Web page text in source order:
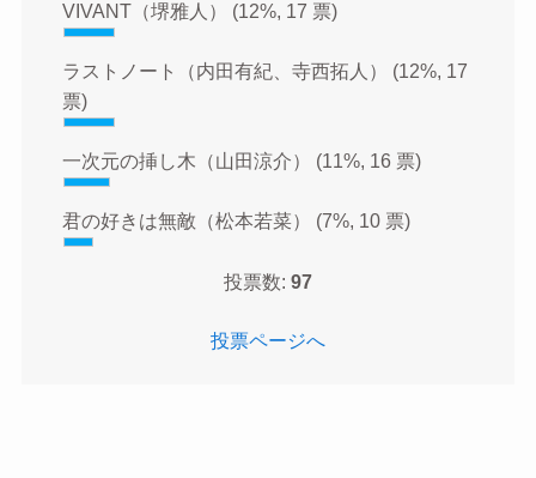
VIVANT（堺雅人） (12%, 17 票)
ラストノート（内田有紀、寺西拓人） (12%, 17
票)
一次元の挿し木（山田涼介） (11%, 16 票)
君の好きは無敵（松本若菜） (7%, 10 票)
投票数: 97
投票ページへ